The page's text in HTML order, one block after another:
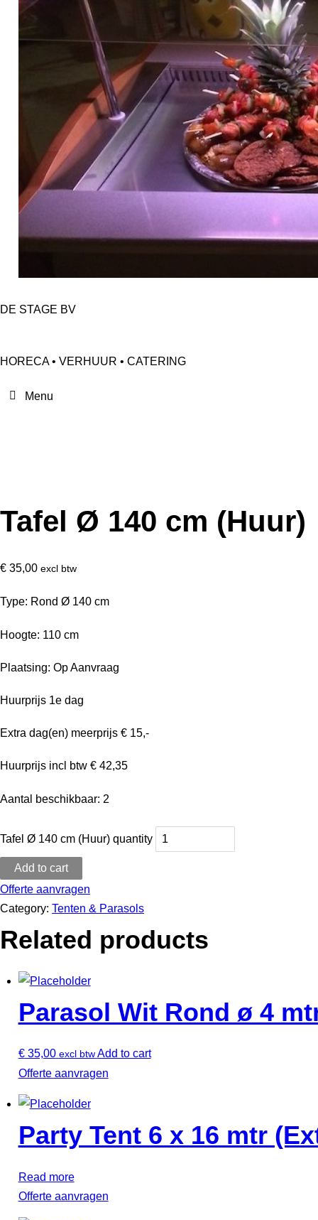
DE STAGE BV
HORECA • VERHUUR • CATERING
Tafel Ø 140 cm (Huur)
€ 35,00 excl btw
Type: Rond Ø 140 cm
Hoogte: 110 cm
Plaatsing: Op Aanvraag
Huurprijs 1e dag
Extra dag(en) meerprijs € 15,-
Huurprijs incl btw € 42,35
Aantal beschikbaar: 2
Tafel Ø 140 cm (Huur) quantity
Add to cart
Offerte aanvragen
Category: Tenten & Parasols
Related products
Parasol Wit Rond ø 4
€35,00 excl btw Add to cart
Offerte aanvragen
Party Tent 6 x 16 mtr
Read more
Offerte aanvragen